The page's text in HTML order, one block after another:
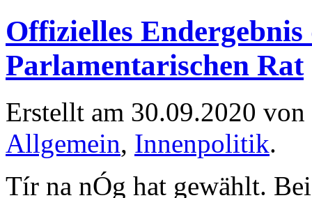
Offizielles
Parlamentarischen Rat
Erstellt am 30.09.2020
Allgemein, Innenpolitik.
Tír na nÓg hat gewählt.